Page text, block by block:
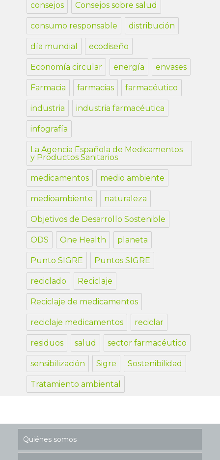
consejos Consejos sobre salud
consumo responsable distribución
día mundial ecodiseño
Economía circular energía envases
Farmacia farmacias farmacéutico
industria industria farmacéutica
infografía
La Agencia Española de Medicamentos
y Productos Sanitarios
medicamentos medio ambiente
medioambiente naturaleza
Objetivos de Desarrollo Sostenible
ODS One Health planeta
Punto SIGRE Puntos SIGRE
reciclado Reciclaje
Reciclaje de medicamentos
reciclaje medicamentos reciclar
residuos salud sector farmacéutico
sensibilización Sigre Sostenibilidad
Tratamiento ambiental
Quiénes somos